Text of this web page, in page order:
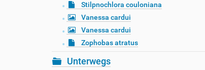
Stilpnochlora couloniana
Vanessa cardui
Vanessa cardui
Zophobas atratus
Unterwegs